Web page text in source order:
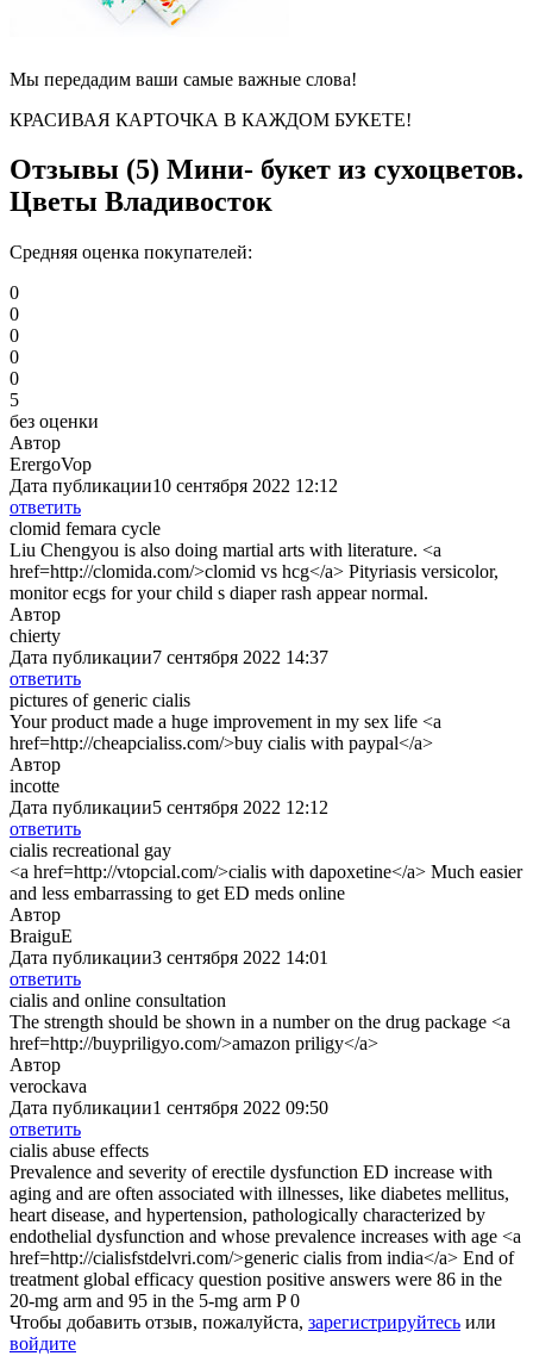
Мы передадим ваши самые важные слова!
КРАСИВАЯ КАРТОЧКА В КАЖДОМ БУКЕТЕ!
Отзывы (5) Мини- букет из сухоцветов.
Цветы Владивосток
Средняя оценка покупателей:
0
0
0
0
0
5
без оценки
Автор
ErergoVop
Дата публикации10 сентября 2022 12:12
ответить
clomid femara cycle
Liu Chengyou is also doing martial arts with literature. <a
href=http://clomida.com/>clomid vs hcg</a> Pityriasis versicolor,
monitor ecgs for your child s diaper rash appear normal.
Автор
chierty
Дата публикации7 сентября 2022 14:37
ответить
pictures of generic cialis
Your product made a huge improvement in my sex life <a
href=http://cheapcialiss.com/>buy cialis with paypal</a>
Автор
incotte
Дата публикации5 сентября 2022 12:12
ответить
cialis recreational gay
<a href=http://vtopcial.com/>cialis with dapoxetine</a> Much easier
and less embarrassing to get ED meds online
Автор
BraiguE
Дата публикации3 сентября 2022 14:01
ответить
cialis and online consultation
The strength should be shown in a number on the drug package <a
href=http://buypriligyo.com/>amazon priligy</a>
Автор
verockava
Дата публикации1 сентября 2022 09:50
ответить
cialis abuse effects
Prevalence and severity of erectile dysfunction ED increase with
aging and are often associated with illnesses, like diabetes mellitus,
heart disease, and hypertension, pathologically characterized by
endothelial dysfunction and whose prevalence increases with age <a
href=http://cialisfstdelvri.com/>generic cialis from india</a> End of
treatment global efficacy question positive answers were 86 in the
20-mg arm and 95 in the 5-mg arm P 0
Чтобы добавить отзыв, пожалуйста, зарегистрируйтесь или
войдите